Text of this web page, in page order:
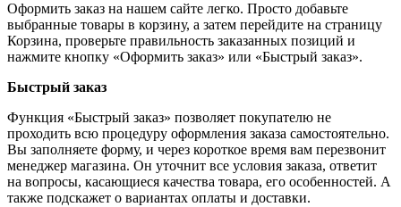
Оформить заказ на нашем сайте легко. Просто добавьте
выбранные товары в корзину, а затем перейдите на страницу
Корзина, проверьте правильность заказанных позиций и
нажмите кнопку «Оформить заказ» или «Быстрый заказ».
Быстрый заказ
Функция «Быстрый заказ» позволяет покупателю не
проходить всю процедуру оформления заказа самостоятельно.
Вы заполняете форму, и через короткое время вам перезвонит
менеджер магазина. Он уточнит все условия заказа, ответит
на вопросы, касающиеся качества товара, его особенностей. А
также подскажет о вариантах оплаты и доставки.